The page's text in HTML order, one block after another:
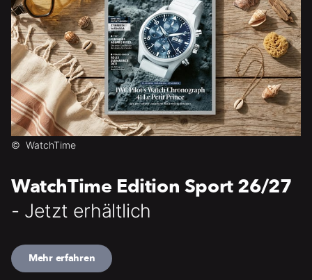
© WatchTime
WatchTime Edition Sport 26/27
- Jetzt erhältlich
Mehr erfahren